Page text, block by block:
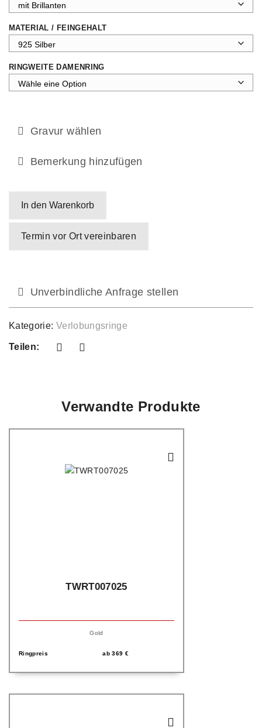
MATERIAL / FEINGEHALT
RINGWEITE DAMENRING
Gravur wählen
Bemerkung hinzufügen
In den Warenkorb
Termin vor Ort vereinbaren
Unverbindliche Anfrage stellen
Kategorie: Verlobungsringe
Teilen:
Verwandte Produkte
TWRT007025
Gold
Ringpreis ab369 €